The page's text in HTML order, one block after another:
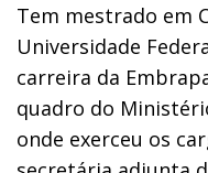
Tem mestrado em
Universidade
carreira da
quadro do
onde exerceu os